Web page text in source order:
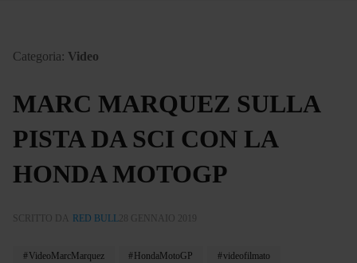
Categoria: Video
MARC MARQUEZ SULLA
PISTA DA SCI CON LA
HONDA MOTOGP
SCRITTO DA RED BULL28 GENNAIO 2019
VideoMarcMarquez HondaMotoGP videofilmato